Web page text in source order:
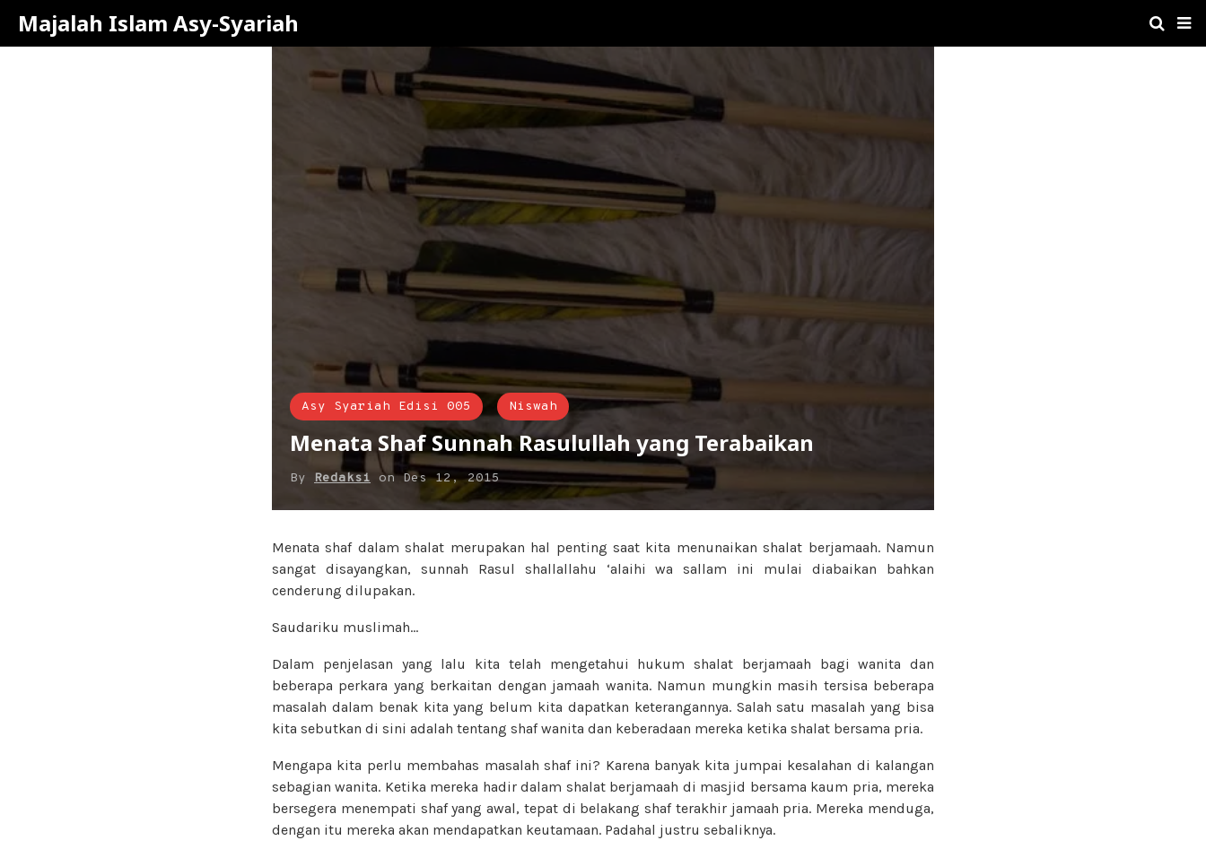
Majalah Islam Asy-Syariah
Asy Syariah Edisi 005 Niswah
Menata Shaf Sunnah Rasulullah yang Terabaikan
By Redaksi onDes 12, 2015
Menata shaf dalam shalat merupakan hal penting saat kita menunaikan shalat berjamaah. Namun
sangat disayangkan, sunnah Rasul shallallahu ‘alaihi wa sallam ini mulai diabaikan bahkan
cenderung dilupakan.
Saudariku muslimah…
Dalam penjelasan yang lalu kita telah mengetahui hukum shalat berjamaah bagi wanita dan
beberapa perkara yang berkaitan dengan jamaah wanita. Namun mungkin masih tersisa beberapa
masalah dalam benak kita yang belum kita dapatkan keterangannya. Salah satu masalah yang bisa
kita sebutkan di sini adalah tentang shaf wanita dan keberadaan mereka ketika shalat bersama pria.
Mengapa kita perlu membahas masalah shaf ini? Karena banyak kita jumpai kesalahan di kalangan
sebagian wanita. Ketika mereka hadir dalam shalat berjamaah di masjid bersama kaum pria, mereka
bersegera menempati shaf yang awal, tepat di belakang shaf terakhir jamaah pria. Mereka menduga,
dengan itu mereka akan mendapatkan keutamaan. Padahal justru sebaliknya.